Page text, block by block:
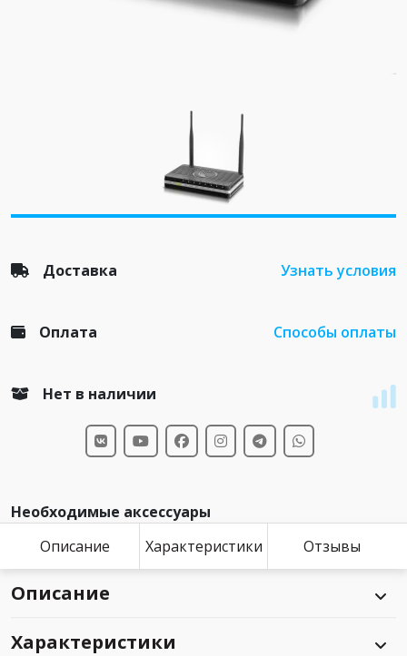
Доставка Узнать условия
Оплата Способы оплаты
Нет в наличии
Необходимые аксессуары
Описание
Характеристики Отзывы
Описание
Характеристики